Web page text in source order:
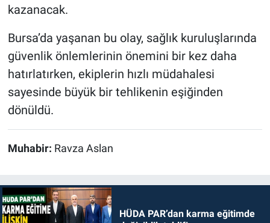
kazanacak.
Bursa’da yaşanan bu olay, sağlık kuruluşlarında
güvenlik önlemlerinin önemini bir kez daha
hatırlatırken, ekiplerin hızlı müdahalesi
sayesinde büyük bir tehlikenin eşiğinden
dönüldü.
Muhabir: Ravza Aslan
HÜDA PAR’dan karma eğitimde